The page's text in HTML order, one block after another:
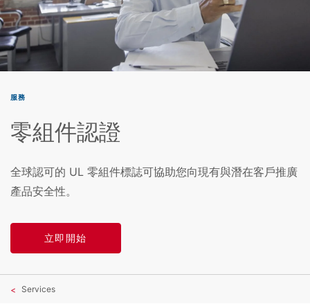
服務
零組件認證
全球認可的 UL 零組件標誌可協助您向現有與潛在客戶推廣
產品安全性。
立即開始
Services